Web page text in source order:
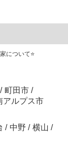
について⭐️
/ 町田市 /
アルプス市
/ 中野 / 横山 /